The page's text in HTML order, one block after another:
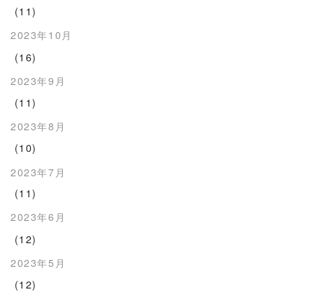
(11)
2023年10月
(16)
2023年9月
(11)
2023年8月
(10)
2023年7月
(11)
2023年6月
(12)
2023年5月
(12)